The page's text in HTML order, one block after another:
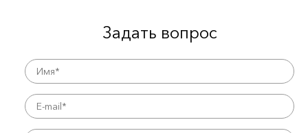
Задать вопрос